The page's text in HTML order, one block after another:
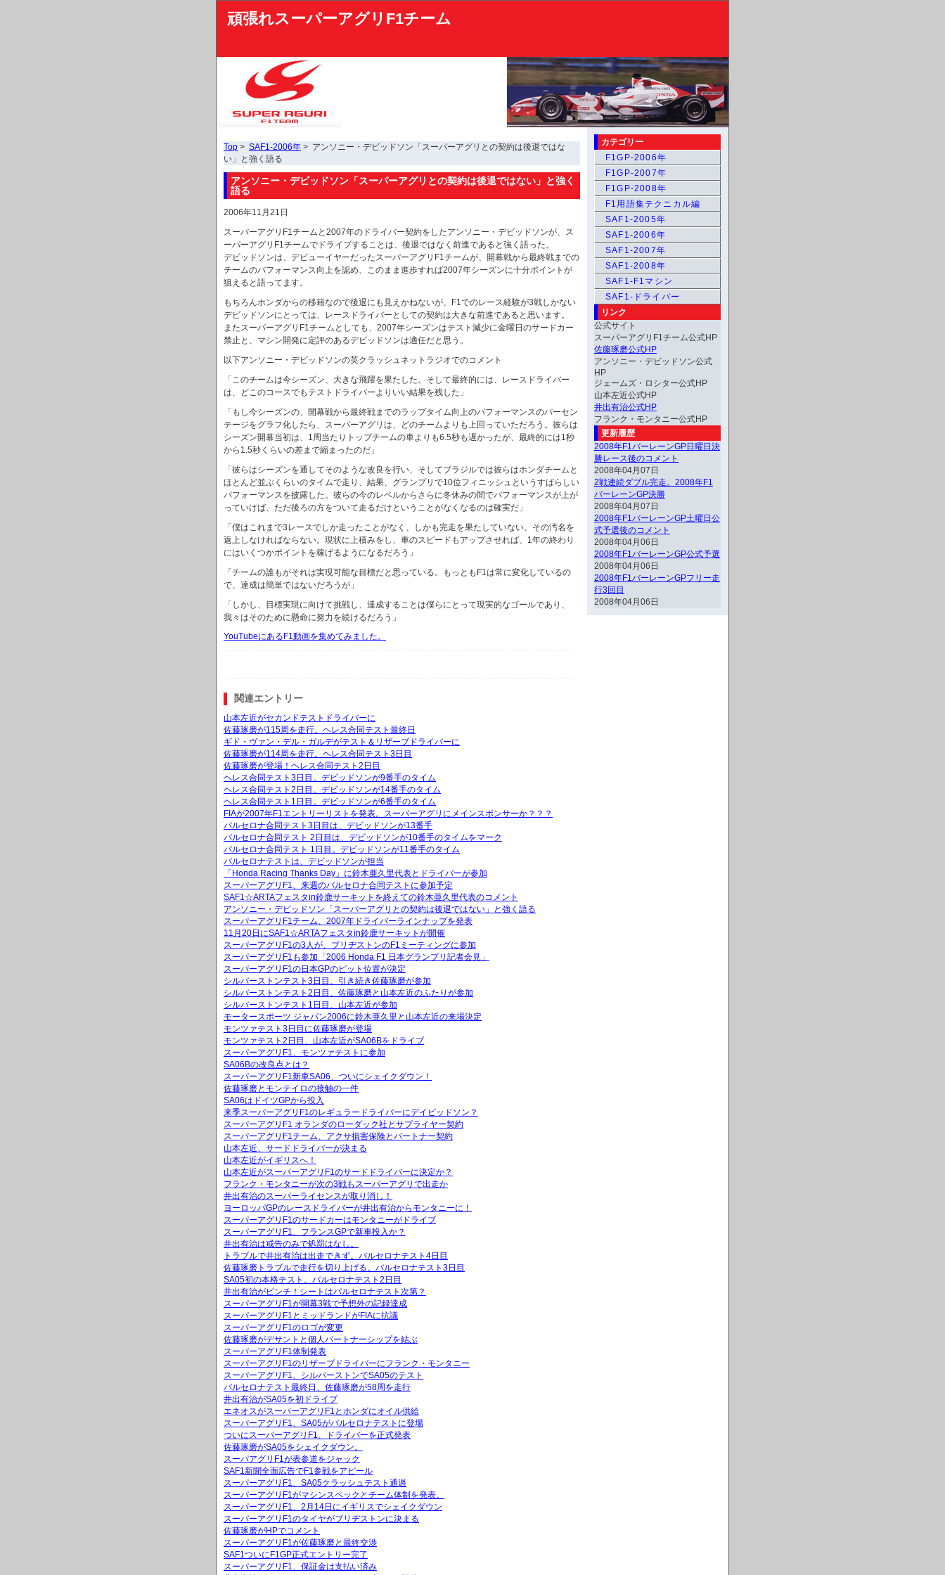
頑張れスーパーアグリF1チーム
Top > SAF1-2006年 > アンソニー・デビッドソン「スーパーアグリとの契約は後退ではな
い」と強く語る
アンソニー・デビッドソン「スーパーアグリとの契約は後退ではない」と強く
語る
2006年11月21日
スーパーアグリF1チームと2007年のドライバー契約をしたアンソニー・デビッドソンが、ス
ーパーアグリF1チームでドライブすることは、後退ではなく前進であると強く語った。
デビッドソンは、デビューイヤーだったスーパーアグリF1チームが、開幕戦から最終戦までの
チームのパフォーマンス向上を認め、このまま進歩すれば2007年シーズンに十分ポイントが
狙えると語ってます。
もちろんホンダからの移籍なので後退にも見えかねないが、F1でのレース経験が3戦しかない
デビッドソンにとっては、レースドライバーとしての契約は大きな前進であると思います。
またスーパーアグリF1チームとしても、2007年シーズンはテスト減少に金曜日のサードカー
禁止と、マシン開発に定評のあるデビッドソンは適任だと思う。
以下アンソニー・デビッドソンの英クラッシュネットラジオでのコメント
「このチームは今シーズン、大きな飛躍を果たした。そして最終的には、レースドライバー
は、どこのコースでもテストドライバーよりいい結果を残した」
「もし今シーズンの、開幕戦から最終戦までのラップタイム向上のパフォーマンスのパーセン
テージをグラフ化したら、スーパーアグリは、どのチームよりも上回っていただろう。彼らは
シーズン開幕当初は、1周当たりトップチームの車よりも6.5秒も遅かったが、最終的には1秒
から1.5秒くらいの差まで縮まったのだ」
「彼らはシーズンを通してそのような改良を行い、そしてブラジルでは彼らはホンダチームと
ほとんど並ぶくらいのタイムで走り、結果、グランプリで10位フィニッシュというすばらしい
パフォーマンスを披露した。彼らの今のレベルからさらに冬休みの間でパフォーマンスが上が
っていけば、ただ後ろの方をついて走るだけということがなくなるのは確実だ」
「僕はこれまで3レースでしか走ったことがなく、しかも完走を果たしていない、その汚名を
返上しなければならない。現状に上積みをし、車のスピードもアップさせれば、1年の終わり
にはいくつかポイントを稼げるようになるだろう」
「チームの誰もがそれは実現可能な目標だと思っている。もっともF1は常に変化しているの
で、達成は簡単ではないだろうが」
「しかし、目標実現に向けて挑戦し、達成することは僕らにとって現実的なゴールであり、
我々はそのために懸命に努力を続けるだろう」
YouTubeにあるF1動画を集めてみました。
関連エントリー
山本左近がセカンドテストドライバーに
佐藤琢磨が115周を走行。ヘレス合同テスト最終日
ギド・ヴァン・デル・ガルデがテスト＆リザーブドライバーに
佐藤琢磨が114周を走行。ヘレス合同テスト3日目
佐藤琢磨が登場！ヘレス合同テスト2日目
ヘレス合同テスト3日目。デビッドソンが9番手のタイム
ヘレス合同テスト2日目。デビッドソンが14番手のタイム
ヘレス合同テスト1日目。デビッドソンが6番手のタイム
FIAが2007年F1エントリーリストを発表。スーパーアグリにメインスポンサーか？？？
バルセロナ合同テスト3日目は、デビッドソンが13番手
バルセロナ合同テスト 2日目は、デビッドソンが10番手のタイムをマーク
バルセロナ合同テスト 1日目。デビッドソンが11番手のタイム
バルセロナテストは、デビッドソンが担当
「Honda Racing Thanks Day」に鈴木亜久里代表とドライバーが参加
スーパーアグリF1、来週のバルセロナ合同テストに参加予定
SAF1☆ARTAフェスタin鈴鹿サーキットを終えての鈴木亜久里代表のコメント
アンソニー・デビッドソン「スーパーアグリとの契約は後退ではない」と強く語る
スーパーアグリF1チーム、2007年ドライバーラインナップを発表
11月20日にSAF1☆ARTAフェスタin鈴鹿サーキットが開催
スーパーアグリF1の3人が、ブリヂストンのF1ミーティングに参加
スーパーアグリF1も参加「2006 Honda F1 日本グランプリ記者会見」
スーパーアグリF1の日本GPのピット位置が決定
シルバーストンテスト3日目、引き続き佐藤琢磨が参加
シルバーストンテスト2日目、佐藤琢磨と山本左近のふたりが参加
シルバーストンテスト1日目、山本左近が参加
モータースポーツ ジャパン2006に鈴木亜久里と山本左近の来場決定
モンツァテスト3日目に佐藤琢磨が登場
モンツァテスト2日目、山本左近がSA06Bをドライブ
スーパーアグリF1、モンツァテストに参加
SA06Bの改良点とは？
スーパーアグリF1新車SA06、ついにシェイクダウン！
佐藤琢磨とモンテイロの接触の一件
SA06はドイツGPから投入
来季スーパーアグリF1のレギュラードライバーにデイビッドソン？
スーパーアグリF1 オランダのローダック社とサプライヤー契約
スーパーアグリF1チーム、アクサ損害保険とパートナー契約
山本左近、サードドライバーが決まる
山本左近がイギリスへ！
山本左近がスーパーアグリF1のサードドライバーに決定か？
フランク・モンタニーが次の3戦もスーパーアグリで出走か
井出有治のスーパーライセンスが取り消し！
ヨーロッパGPのレースドライバーが井出有治からモンタニーに！
スーパーアグリF1のサードカーはモンタニーがドライブ
スーパーアグリF1、フランスGPで新車投入か？
井出有治は戒告のみで処罰はなし。
トラブルで井出有治は出走できず。バルセロナテスト4日目
佐藤琢磨トラブルで走行を切り上げる。バルセロナテスト3日目
SA05初の本格テスト。バルセロナテスト2日目
井出有治がピンチ！シートはバルセロナテスト次第？
スーパーアグリF1が開幕3戦で予想外の記録達成
スーパーアグリF1とミッドランドがFIAに抗議
スーパーアグリF1のロゴが変更
佐藤琢磨がデサントと個人パートナーシップを結ぶ
スーパーアグリF1体制発表
スーパーアグリF1のリザーブドライバーにフランク・モンタニー
スーパーアグリF1、シルバーストンでSA05のテスト
バルセロナテスト最終日、佐藤琢磨が58周を走行
井出有治がSA05を初ドライブ
エネオスがスーパーアグリF1とホンダにオイル供給
スーパーアグリF1、SA05がバルセロナテストに登場
ついにスーパーアグリF1、ドライバーを正式発表
佐藤琢磨がSA05をシェイクダウン。
スーパアグリF1が表参道をジャック
SAF1新聞全面広告でF1参戦をアピール
スーパーアグリF1、SA05クラッシュテスト通過
スーパーアグリF1がマシンスペックとチーム体制を発表。
スーパーアグリF1、2月14日にイギリスでシェイクダウン
スーパーアグリF1のタイヤがブリヂストンに決まる
佐藤琢磨がHPでコメント
スーパーアグリF1が佐藤琢磨と最終交渉
SAF1ついにF1GP正式エントリー完了
スーパーアグリF1、保証金は支払い済み
カテゴリー
F1GP-2006年
F1GP-2007年
F1GP-2008年
F1用語集テクニカル編
SAF1-2005年
SAF1-2006年
SAF1-2007年
SAF1-2008年
SAF1-F1マシン
SAF1-ドライバー
リンク
公式サイト
スーパーアグリF1チーム公式HP
佐藤琢磨公式HP
アンソニー・デビッドソン公式
HP
ジェームズ・ロシター公式HP
山本左近公式HP
井出有治公式HP
フランク・モンタニー公式HP
更新履歴
2008年F1バーレーンGP日曜日決
勝レース後のコメント
2008年04月07日
2戦連続ダブル完走。2008年F1
バーレーンGP決勝
2008年04月07日
2008年F1バーレーンGP土曜日公
式予選後のコメント
2008年04月06日
2008年F1バーレーンGP公式予選
2008年04月06日
2008年F1バーレーンGPフリー走
行3回目
2008年04月06日